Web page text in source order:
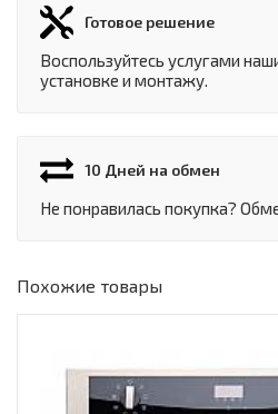
Готовое решение
Воспользуйтесь услугами
установке и монтажу.
10 Дней на обмен
Не понравилась покупка?
Похожие товары